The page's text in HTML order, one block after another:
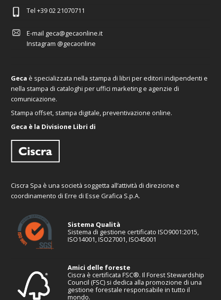
Tel +39 02 21070711
E-mail geca@gecaonline.it
Instagram @gecaonline
Geca è specializzata nella stampa di libri per editori indipendenti e
nella stampa di cataloghi per uffici marketing e agenzie di
comunicazione.
Stampa offset, stampa digitale, preventivazione online.
Geca è la Divisione Libri di
Ciscra Spa è una società soggetta all’attività di direzione e
coordinamento di Erre di Esse Grafica S.p.A.
Sistema Qualità
Sistema di gestione certificato ISO9001:2015,
ISO14001, ISO27001, ISO45001
Amici delle foreste
Ciscra è certificata FSC®. Il Forest Stewardship
Council (FSC) si dedica alla promozione di una
gestione forestale responsabile in tutto il
mondo.